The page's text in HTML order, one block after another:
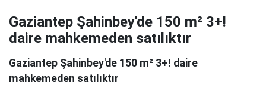
Gaziantep Şahinbey'de 150 m² 3+!
daire mahkemeden satılıktır
Gaziantep Şahinbey'de 150 m² 3+! daire
mahkemeden satılıktır